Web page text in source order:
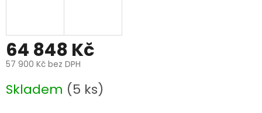
64 848 Kč
57 900 Kč bez DPH
cena:
Skladem (5 ks)